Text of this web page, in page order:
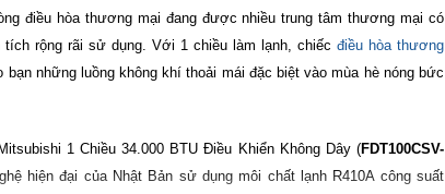
điều hòa thương mại đang được nhiều trung tâm thương mại có
rộng rãi sử dụng. Với 1 chiều làm lạnh, chiếc điều hòa thương
những luồng không khí thoải mái đặc biệt vào mùa hè nóng bức
1 Chiều 34.000 BTU Điều Khiển Không Dây (FDT100CSV-
hiện đại của Nhật Bản sử dụng môi chất lạnh R410A công suất